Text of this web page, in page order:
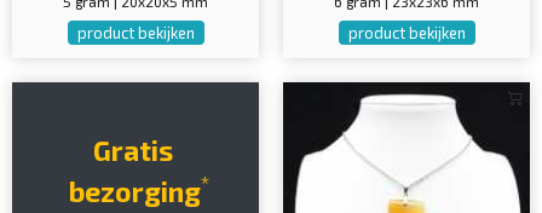
product bekijken product bekijken
Gratis
bezorging*